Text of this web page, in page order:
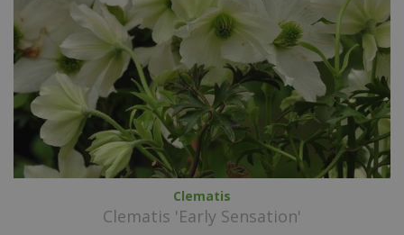
Clematis
Clematis 'Early Sensation'